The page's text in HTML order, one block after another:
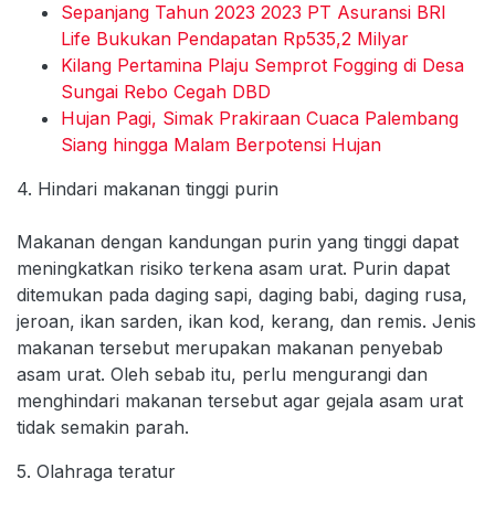
Sepanjang Tahun 2023 2023 PT Asuransi BRI
Life Bukukan Pendapatan Rp535,2 Milyar
Kilang Pertamina Plaju Semprot Fogging di Desa
Sungai Rebo Cegah DBD
Hujan Pagi, Simak Prakiraan Cuaca Palembang
Siang hingga Malam Berpotensi Hujan
4. Hindari makanan tinggi purin
Makanan dengan kandungan purin yang tinggi dapat
meningkatkan risiko terkena asam urat. Purin dapat
ditemukan pada daging sapi, daging babi, daging rusa,
jeroan, ikan sarden, ikan kod, kerang, dan remis. Jenis
makanan tersebut merupakan makanan penyebab
asam urat. Oleh sebab itu, perlu mengurangi dan
menghindari makanan tersebut agar gejala asam urat
tidak semakin parah.
5. Olahraga teratur